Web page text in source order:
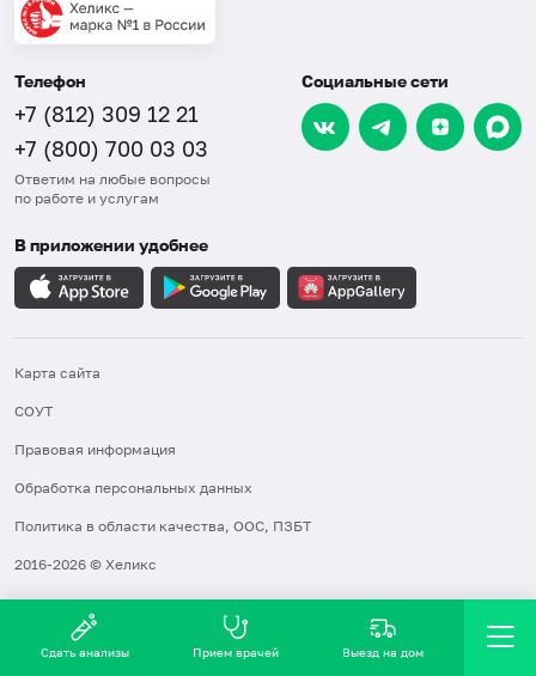
Телефон
+7 (812) 309 12 21
+7 (800) 700 03 03
Ответим на любые вопросы
по работе и услугам
Социальные сети
В приложении удобнее
Карта сайта
СОУТ
Правовая информация
Обработка персональных данных
Политика в области качества, ООС, ПЗБТ
2016-2026 © Хеликс
Сдать анализы Прием врачей Выезд на дом